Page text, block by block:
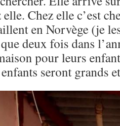
Chez elle c’est
en Norvège (je
deux fois dans
pour leurs
seront grands